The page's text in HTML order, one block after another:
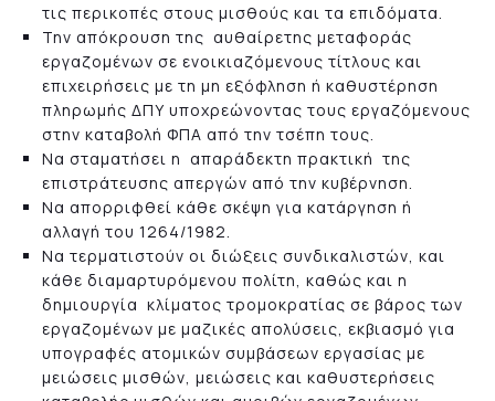
τις περικοπές στους μισθούς και τα επιδόματα.
Την απόκρουση της αυθαίρετης μεταφοράς
εργαζομένων σε ενοικιαζόμενους τίτλους και
επιχειρήσεις με τη μη εξόφληση ή καθυστέρηση
πληρωμής ΔΠΥ υποχρεώνοντας τους εργαζόμενους
στην καταβολή ΦΠΑ από την τσέπη τους.
Να σταματήσει η απαράδεκτη πρακτική της
επιστράτευσης απεργών από την κυβέρνηση.
Να απορριφθεί κάθε σκέψη για κατάργηση ή
αλλαγή του 1264/1982.
Να τερματιστούν οι διώξεις συνδικαλιστών, και
κάθε διαμαρτυρόμενου πολίτη, καθώς και η
δημιουργία κλίματος τρομοκρατίας σε βάρος των
εργαζομένων με μαζικές απολύσεις, εκβιασμό για
υπογραφές ατομικών συμβάσεων εργασίας με
μειώσεις μισθών, μειώσεις και καθυστερήσεις